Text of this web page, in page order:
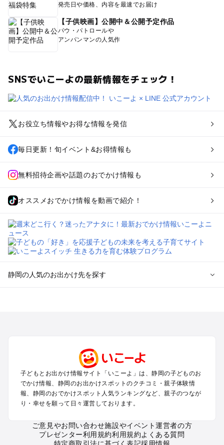
発売日や価格、内容を最速でお届け
【子供映画】公開中＆公開予定作品
パウ・パトロールや
アンパンマンの人気作
SNSでいこーよの最新情報をチェック！
お役立ち情報やお得な情報を発信
毎日更新！旬イベント&お得情報も
無料招待企画や話題のおでかけ情報も
オススメおでかけ情報を動画で紹介！
静岡の人気のお出かけ先を探す
小田原・熱海・湯河原・真鶴のプールお出かけ
中伊豆・西伊豆・南伊豆のプールお出かけ
静岡・清水のプールお出かけ
三島・沼津のプールお出かけ
掛川・磐田・袋井のプールお出かけ
大井川・寸又峡・川根のプールお出かけ
子どもとお出かけ情報サイト「いこーよ」は、静岡の子どものお
でかけ情報、静岡のお出かけスポットのクチコミ・親子体験情
報、静岡のおでかけスポット人気ランキングなど、親子のつなが
り・幸せを願って日々運営しております。
ご意見やお問い合わせ施設やイベント運営者の方
プレゼンター利用規約利用規約よくある質問